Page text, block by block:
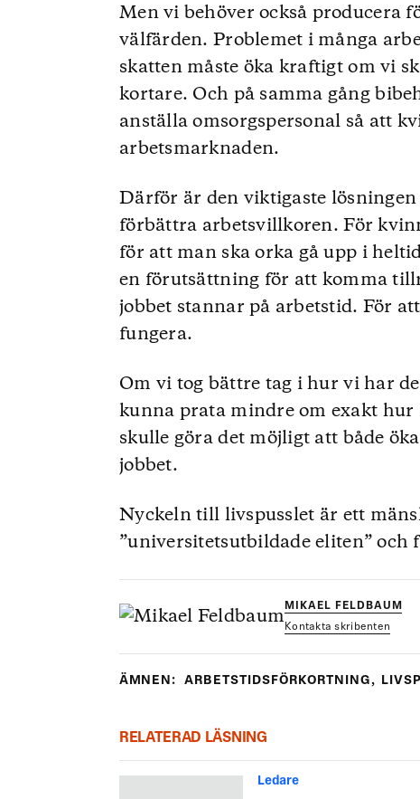
Men vi behöver också producera
välfärden. Problemet i många
skatten måste öka kraftigt om vi
kortare. Och på samma gång
anställa omsorgspersonal så att
arbetsmarknaden.
Därför är den viktigaste
förbättra arbetsvillkoren. För
för att man ska orka gå upp i
en förutsättning för att komma
jobbet stannar på arbetstid. För
fungera.
Om vi tog bättre tag i hur vi har
kunna prata mindre om exakt
skulle göra det möjligt att både
jobbet.
Nyckeln till livspusslet är ett
”universitetsutbildade eliten”
MIKAEL FELDBAUM
Kontakta skribenten
ÄMNEN: ARBETSTIDSFÖRKORTNING,
RELATERAD LÄSNING
Ledare